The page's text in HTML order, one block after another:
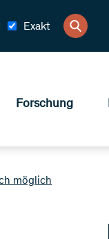
Exakt
Forschung
möglich